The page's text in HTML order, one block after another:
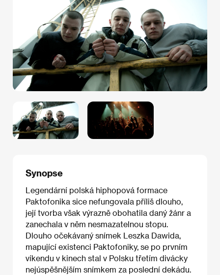
Synopse
Legendární polská hiphopová formace
Paktofonika sice nefungovala příliš dlouho,
její tvorba však výrazně obohatila daný žánr a
zanechala v něm nesmazatelnou stopu.
Dlouho očekávaný snímek Leszka Dawida,
mapující existenci Paktofoniky, se po prvním
víkendu v kinech stal v Polsku třetím divácky
nejúspěšnějším snímkem za poslední dekádu.